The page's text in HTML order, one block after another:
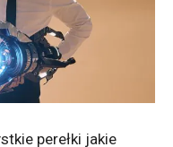
perełki jakie